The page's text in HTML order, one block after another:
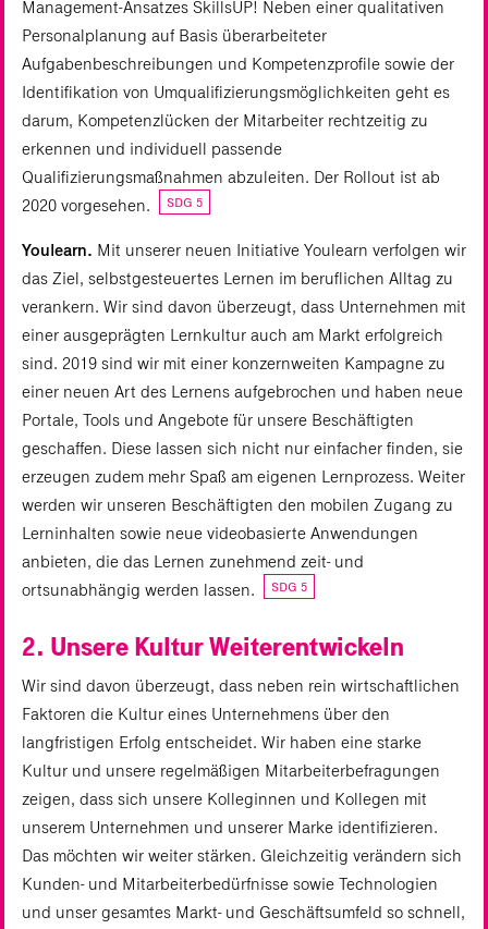
Management-Ansatzes SkillsUP! Neben einer qualitativen
Personalplanung auf Basis überarbeiteter
Aufgabenbeschreibungen und Kompetenzprofile sowie der
Identifikation von Umqualifizierungsmöglichkeiten geht es
darum, Kompetenzlücken der Mitarbeiter rechtzeitig zu
erkennen und individuell passende
Qualifizierungsmaßnahmen abzuleiten. Der Rollout ist ab
2020 vorgesehen.
SDG 5
Youlearn. Mit unserer neuen Initiative Youlearn verfolgen wir
das Ziel, selbstgesteuertes Lernen im beruflichen Alltag zu
verankern. Wir sind davon überzeugt, dass Unternehmen mit
einer ausgeprägten Lernkultur auch am Markt erfolgreich
sind. 2019 sind wir mit einer konzernweiten Kampagne zu
einer neuen Art des Lernens aufgebrochen und haben neue
Portale, Tools und Angebote für unsere Beschäftigten
geschaffen. Diese lassen sich nicht nur einfacher finden, sie
erzeugen zudem mehr Spaß am eigenen Lernprozess. Weiter
werden wir unseren Beschäftigten den mobilen Zugang zu
Lerninhalten sowie neue videobasierte Anwendungen
anbieten, die das Lernen zunehmend zeit- und
ortsunabhängig werden lassen.
SDG 5
2. Unsere Kultur Weiterentwickeln
Wir sind davon überzeugt, dass neben rein wirtschaftlichen
Faktoren die Kultur eines Unternehmens über den
langfristigen Erfolg entscheidet. Wir haben eine starke
Kultur und unsere regelmäßigen Mitarbeiterbefragungen
zeigen, dass sich unsere Kolleginnen und Kollegen mit
unserem Unternehmen und unserer Marke identifizieren.
Das möchten wir weiter stärken. Gleichzeitig verändern sich
Kunden- und Mitarbeiterbedürfnisse sowie Technologien
und unser gesamtes Markt- und Geschäftsumfeld so schnell,